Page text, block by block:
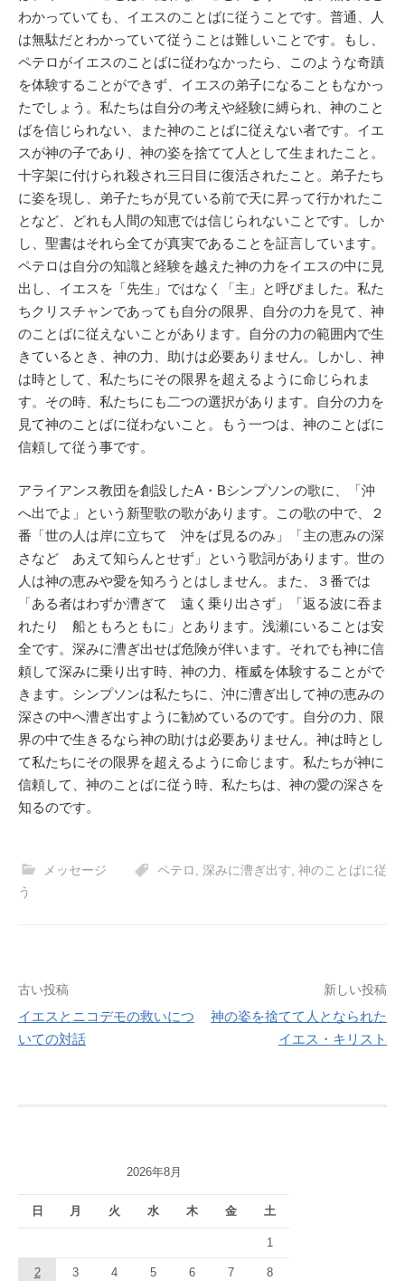
わかっていても、イエスのことばに従うことです。普通、人
は無駄だとわかっていて従うことは難しいことです。もし、
ペテロがイエスのことばに従わなかったら、このような奇蹟
を体験することができず、イエスの弟子になることもなかっ
たでしょう。私たちは自分の考えや経験に縛られ、神のこと
ばを信じられない、また神のことばに従えない者です。イエ
スが神の子であり、神の姿を捨てて人として生まれたこと。
十字架に付けられ殺され三日目に復活されたこと。弟子たち
に姿を現し、弟子たちが見ている前で天に昇って行かれたこ
となど、どれも人間の知恵では信じられないことです。しか
し、聖書はそれら全てが真実であることを証言しています。
ペテロは自分の知識と経験を越えた神の力をイエスの中に見
出し、イエスを「先生」ではなく「主」と呼びました。私た
ちクリスチャンであっても自分の限界、自分の力を見て、神
のことばに従えないことがあります。自分の力の範囲内で生
きているとき、神の力、助けは必要ありません。しかし、神
は時として、私たちにその限界を超えるように命じられま
す。その時、私たちにも二つの選択があります。自分の力を
見て神のことばに従わないこと。もう一つは、神のことばに
信頼して従う事です。
アライアンス教団を創設したA・Bシンプソンの歌に、「沖
へ出でよ」という新聖歌の歌があります。この歌の中で、２
番「世の人は岸に立ちて 沖をば見るのみ」「主の恵みの深
さなど あえて知らんとせず」という歌詞があります。世の
人は神の恵みや愛を知ろうとはしません。また、３番では
「ある者はわずか漕ぎて 遠く乗り出さず」「返る波に吞ま
れたり 船ともろともに」とあります。浅瀬にいることは安
全です。深みに漕ぎ出せば危険が伴います。それでも神に信
頼して深みに乗り出す時、神の力、権威を体験することがで
きます。シンプソンは私たちに、沖に漕ぎ出して神の恵みの
深さの中へ漕ぎ出すように勧めているのです。自分の力、限
界の中で生きるなら神の助けは必要ありません。神は時とし
て私たちにその限界を超えるように命じます。私たちが神に
信頼して、神のことばに従う時、私たちは、神の愛の深さを
知るのです。
メッセージ ペテロ 深みに漕ぎ出す 神のことばに従
う
投
稿
シ
ョ
ン
古い投稿
イエスとニコデモの救いにつ
いての対話
新しい投稿
神の姿を捨てて人となられた
イエス・キリスト
2026年8月
日 月 火 水 木 金 土
1
2 3 4 5 6 7 8